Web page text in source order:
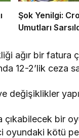
Şok Yenilgi:
Umutları
ağır bir fatura
12-2’lik ceza
değişiklikler
bir
oyundaki kötü